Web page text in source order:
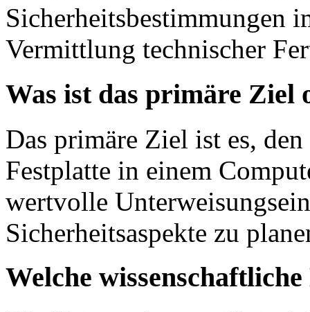
Sicherheitsbestimmungen
Vermittlung technischer
Was ist das primäre Ziel
Das primäre Ziel ist es,
Festplatte in einem
wertvolle
Sicherheitsaspekte zu
Welche